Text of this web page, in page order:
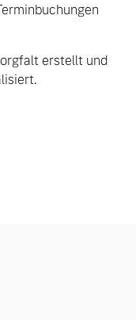
erstellt und